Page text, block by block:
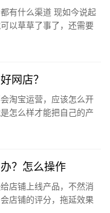
有什么渠道 现如今说起
以草草了事了，还需要
网店？
淘宝运营，应该怎么开
怎么样才能把自己的产
？怎么操作
店铺上线产品，不然消
店铺的评分，拖延效果